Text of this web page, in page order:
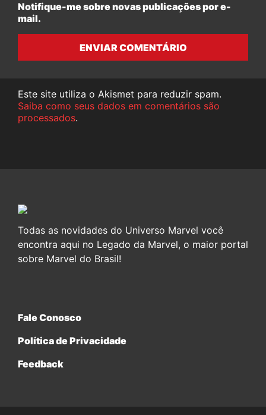
Notifique-me sobre novas publicações por e-
mail.
ENVIAR COMENTÁRIO
Este site utiliza o Akismet para reduzir spam.
Saiba como seus dados em comentários são
processados.
Todas as novidades do Universo Marvel você
encontra aqui no Legado da Marvel, o maior portal
sobre Marvel do Brasil!
Fale Conosco
Política de Privacidade
Feedback